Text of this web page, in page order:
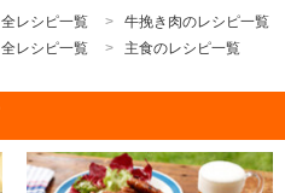
全レシピ一覧
牛挽き肉のレシピ一覧
全レシピ一覧 主食のレシピ一覧